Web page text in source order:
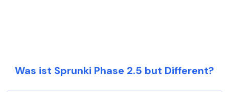
Was ist Sprunki Phase 2.5 but Different?